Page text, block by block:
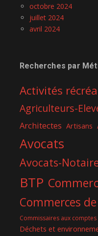
octobre 2024
juillet 2024
avril 2024
Recherches par
Activités
Agriculteurs-
Architectes Artisans
Avocats
Avocats-
BTP
Commerces
Commissaires aux comptes
Déchets et